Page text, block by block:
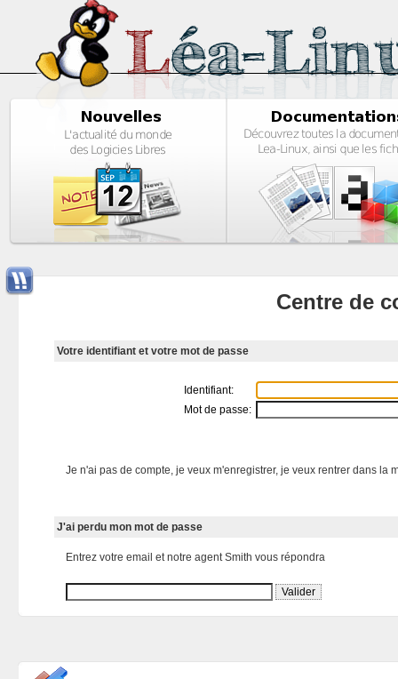
Centre de
Votre identifiant et votre mot de passe
Identifiant:
Mot de passe:
Je n'ai pas de compte, je veux m'enregistrer, je veux rentrer dans la
J'ai perdu mon mot de passe
Entrez votre email et notre agent Smith vous répondra